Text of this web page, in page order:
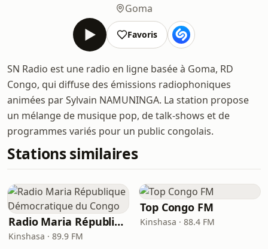
Goma
Favoris
SN Radio est une radio en ligne basée à Goma, RD
Congo, qui diffuse des émissions radiophoniques
animées par Sylvain NAMUNINGA. La station propose
un mélange de musique pop, de talk-shows et de
programmes variés pour un public congolais.
Stations similaires
Radio Maria République Démocratique du Congo
Kinshasa · 89.9 FM
Top Congo FM
Kinshasa · 88.4 FM